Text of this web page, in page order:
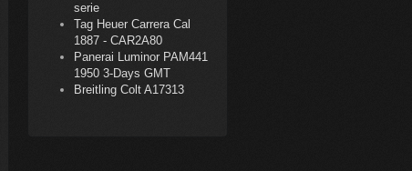
serie
Tag Heuer Carrera Cal
1887 - CAR2A80
Panerai Luminor PAM441
1950 3-Days GMT
Breitling Colt A17313